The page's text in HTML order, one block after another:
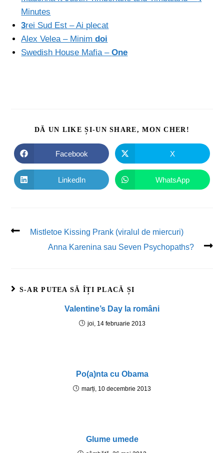
Minutes
3rei Sud Est – Ai plecat
Alex Velea – Minimdoi
Swedish House Mafia –One
DĂ UN LIKE ȘI-UN SHARE, MON CHER!
Facebook X
LinkedIn WhatsApp
Mistletoe Kissing Prank (viralul de miercuri)
Anna Karenina sau Seven Psychopaths?
S-AR PUTEA SĂ ÎȚI PLACĂ ȘI
Valentine’s Day la români
joi, 14 februarie 2013
Po(a)nta cu Obama
marți, 10 decembrie 2013
Glume umede